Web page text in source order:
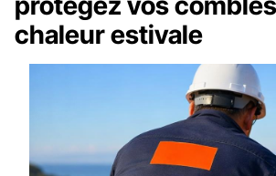
chaleur estivale